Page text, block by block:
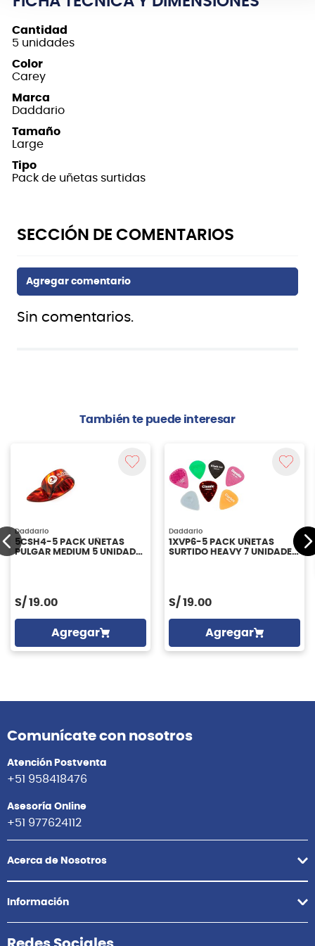
Cantidad
5 unidades
Color
Carey
Marca
Daddario
Tamaño
Large
Tipo
Pack de uñetas surtidas
Sin comentarios.
También te puede interesar
Daddario
5CSH4-5 PACK UÑETAS
PULGAR MEDIUM 5 UNIDADES
S/ 19.00
Agregar
Daddario
1XVP6-5 PACK UÑETAS
SURTIDO HEAVY 7 UNIDADES
S/ 19.00
Agregar
Comunícate con nosotros
Atención Postventa
+51 958418476
Asesoría Online
+51 977624112
Acerca de Nosotros
Información